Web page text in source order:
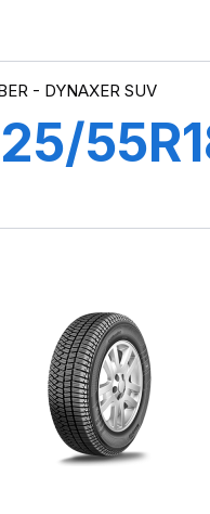
- DYNAXER SUV